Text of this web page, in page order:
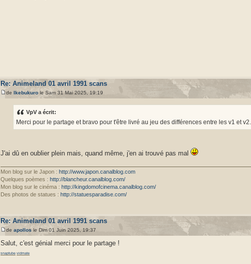
Re: Animeland 01 avril 1991 scans
de Ikebukuro le Sam 31 Mai 2025, 19:19
VpV a écrit:
Merci pour le partage et bravo pour t'être livré au jeu des différences entre les v1 et
J'ai dû en oublier plein mais, quand même, j'en ai trouvé pas mal
Mon blog sur le Japon : http://www.japon.canalblog.com
Quelques poèmes : http://blancheur.canalblog.com/
Mon blog sur le cinéma : http://kingdomofcinema.canalblog.com/
Des photos de statues : http://statuesparadise.com/
Re: Animeland 01 avril 1991 scans
de apollos le Dim 01 Juin 2025, 19:37
Salut, c'est génial merci pour le partage !
snaptube vidmate